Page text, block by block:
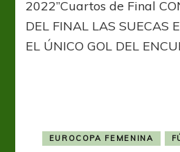
2022”Cuartos de Final
DEL FINAL LAS SUECAS
EL ÚNICO GOL DEL
EUROCOPA FEMENINA